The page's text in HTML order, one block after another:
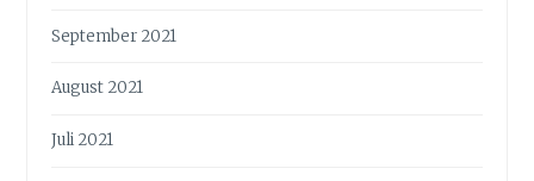
September 2021
August 2021
Juli 2021